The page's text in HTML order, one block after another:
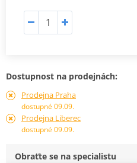
Dostupnost na prodejnách:
Prodejna Praha
dostupné 09.09.
Prodejna Liberec
dostupné 09.09.
Obraťte se na specialistu